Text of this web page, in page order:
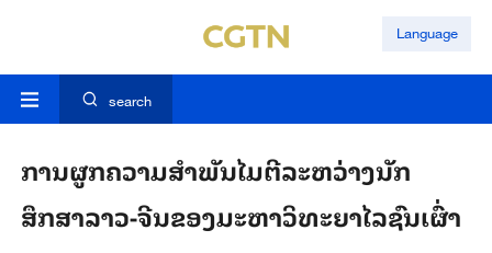
Language
search
ການຜູກຄວາມສໍາພັນໄມຕີລະຫວ່າງນັກ
ສຶກສາລາວ-ຈີນຂອງມະຫາວິທະຍາໄລຊົນເຜົ່າ